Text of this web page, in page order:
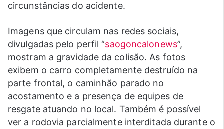
circunstâncias do acidente.
Imagens que circulam nas redes sociais,
divulgadas pelo perfil “saogoncalonews”,
mostram a gravidade da colisão. As fotos
exibem o carro completamente destruído na
parte frontal, o caminhão parado no
acostamento e a presença de equipes de
resgate atuando no local. Também é possível
ver a rodovia parcialmente interditada durante o